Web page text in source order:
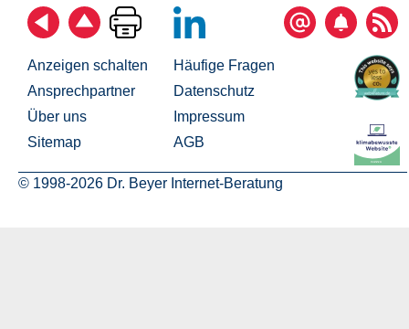
Anzeigen schalten
Ansprechpartner
Über uns
Sitemap
Häufige Fragen
Datenschutz
Impressum
AGB
© 1998-2026 Dr. Beyer Internet-Beratung